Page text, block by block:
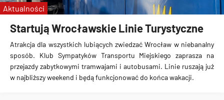
Startują Wrocławskie Linie Turystyczne
Atrakcja dla wszystkich lubiących zwiedzać Wrocław w niebanalny
sposób. Klub Sympatyków Transportu Miejskiego zaprasza na
przejazdy zabytkowymi tramwajami i autobusami. Linie ruszają już
w najbliższy weekend i będą funkcjonować do końca wakacji.
Aktualności